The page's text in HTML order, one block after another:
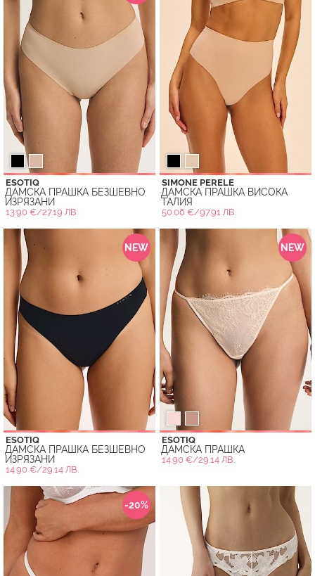
ESOTIQ
ДАМСКА ПРАШКА БЕЗШЕВНО
ИЗРЯЗАНИ
13.90 €/27.19 ЛВ.
SIMONE PERELE
ДАМСКА ПРАШКА ВИСОКА
ТАЛИЯ
50.06 €/97.91 ЛВ.
NEW
ESOTIQ
ДАМСКА ПРАШКА БЕЗШЕВНО
ИЗРЯЗАНИ
14.90 €/29.14 ЛВ.
NEW
ESOTIQ
ДАМСКА ПРАШКА
14.90 €/29.14 ЛВ.
-20%